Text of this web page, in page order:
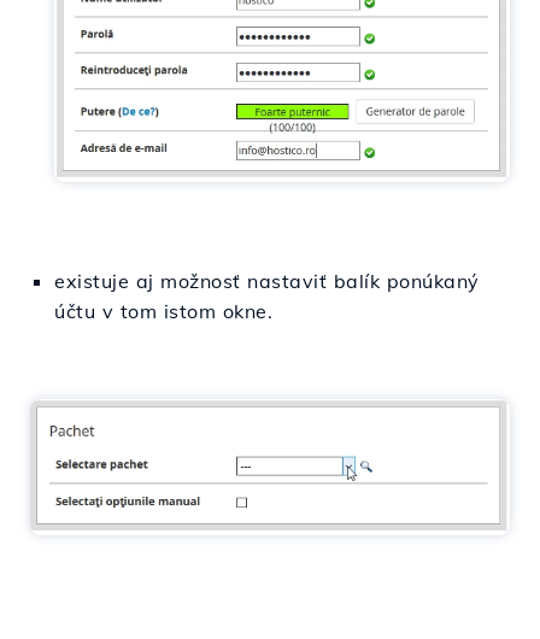
existuje aj možnosť nastaviť balík ponúkaný
účtu v tom istom okne.